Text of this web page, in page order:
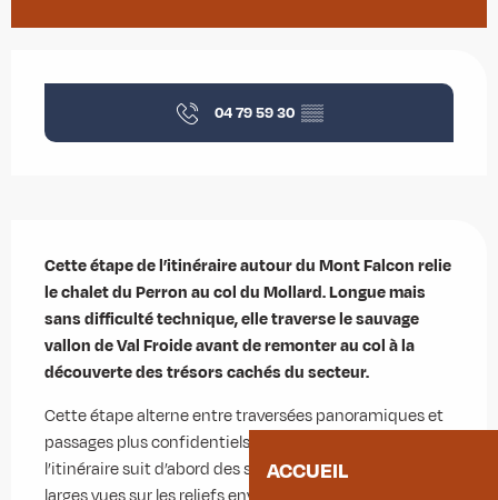
ACCUEIL
04 79 59 30 ▒▒
Cette étape de l’itinéraire autour du Mont Falcon relie
le chalet du Perron au col du Mollard. Longue mais
sans difficulté technique, elle traverse le sauvage
vallon de Val Froide avant de remonter au col à la
découverte des trésors cachés du secteur.
Cette étape alterne entre traversées panoramiques et
passages plus confidentiels. Depuis le chalet du Perron,
l’itinéraire suit d’abord des sentiers d’alpage offrant de